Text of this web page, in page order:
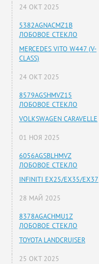
24 ОКТ 2025
5382AGNACMZ1B
ЛОБОВОЕ СТЕКЛО
MERCEDES VITO W447 (V-
CLASS)
24 ОКТ 2025
8579AGSHMVZ15
ЛОБОВОЕ СТЕКЛО
VOLKSWAGEN CARAVELLE
01 НОЯ 2025
6056AGSBLHMVZ
ЛОБОВОЕ СТЕКЛО
INFINITI EX25/EX35/EX37
28 МАЙ 2025
8378AGACHMU1Z
ЛОБОВОЕ СТЕКЛО
TOYOTA LANDCRUISER
25 ОКТ 2025